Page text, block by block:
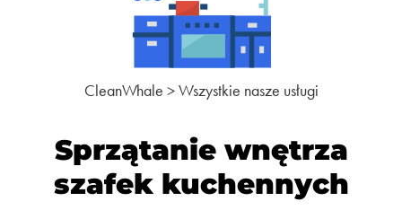
CleanWhale >Wszystkie nasze usługi
Sprzątanie wnętrza
szafek kuchennych